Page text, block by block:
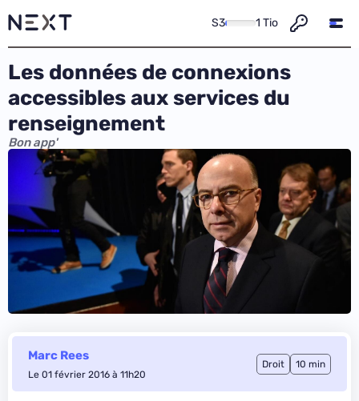
S3 1 Tio
Les données de connexions
accessibles aux services du
renseignement
Bon app'
Marc Rees
Le 01 février 2016 à 11h20
Droit 10 min